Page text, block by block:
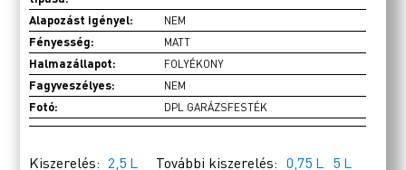
Alapozást igényel: NEM
Fényesség: MATT
Halmazállapot: FOLYÉKONY
Fagyveszélyes: NEM
Fotó: DPL GARÁZSFESTÉK
Kiszerelés: 2,5 L További kiszerelés: 0,75 L 5 L